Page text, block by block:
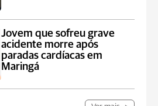
Jovem que sofreu grave
acidente morre após
paradas cardíacas em
Maringá